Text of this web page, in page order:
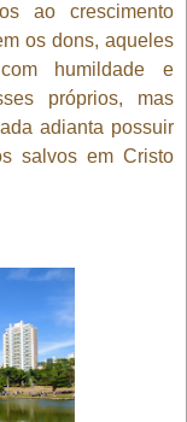
ao crescimento
os dons, aqueles
humildade e
próprios, mas
adianta possuir
salvos em Cristo